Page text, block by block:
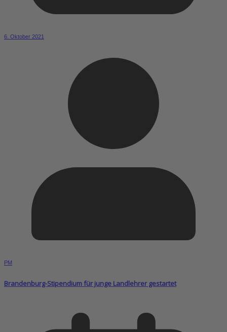
6. Oktober 2021
PM
Brandenburg-Stipendium für junge Landlehrer gestartet